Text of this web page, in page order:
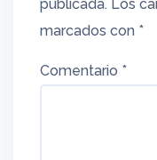
publicada. Los
marcados con *
Comentario *